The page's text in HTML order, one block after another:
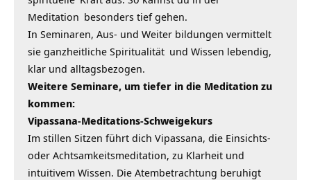
Meditation besonders tief gehen.
In Seminaren, Aus- und Weiter bildungen vermittelt
sie ganzheitliche Spiritualität und Wissen lebendig,
klar und alltagsbezogen.
Weitere Seminare, um tiefer in die Meditation zu
kommen:
Vipassana-Meditations-Schweigekurs
Im stillen Sitzen führt dich Vipassana, die Einsichts-
oder Achtsamkeitsmeditation, zu Klarheit und
intuitivem Wissen. Die Atembetrachtung beruhigt